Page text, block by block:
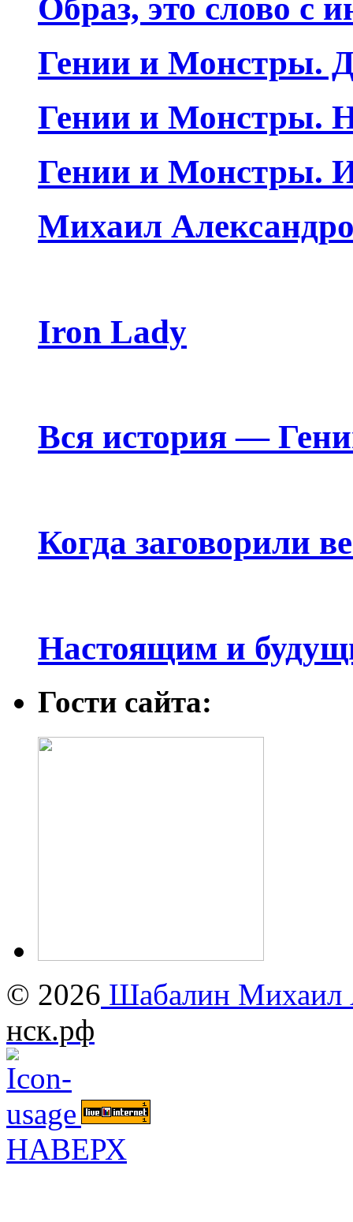
Образ, это слово с
Гении и Монстры.
Гении и Монстры.
Гении и Монстры.
Михаил
Iron Lady
Вся история —
Когда заговорили
Настоящим и
Гости сайта:
© 2026 Шабалин Михаил
нск.рф
НАВЕРХ